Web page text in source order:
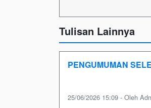
Tulisan Lainnya
PENGUMUMAN
25/06/2026 15:09 - Oleh